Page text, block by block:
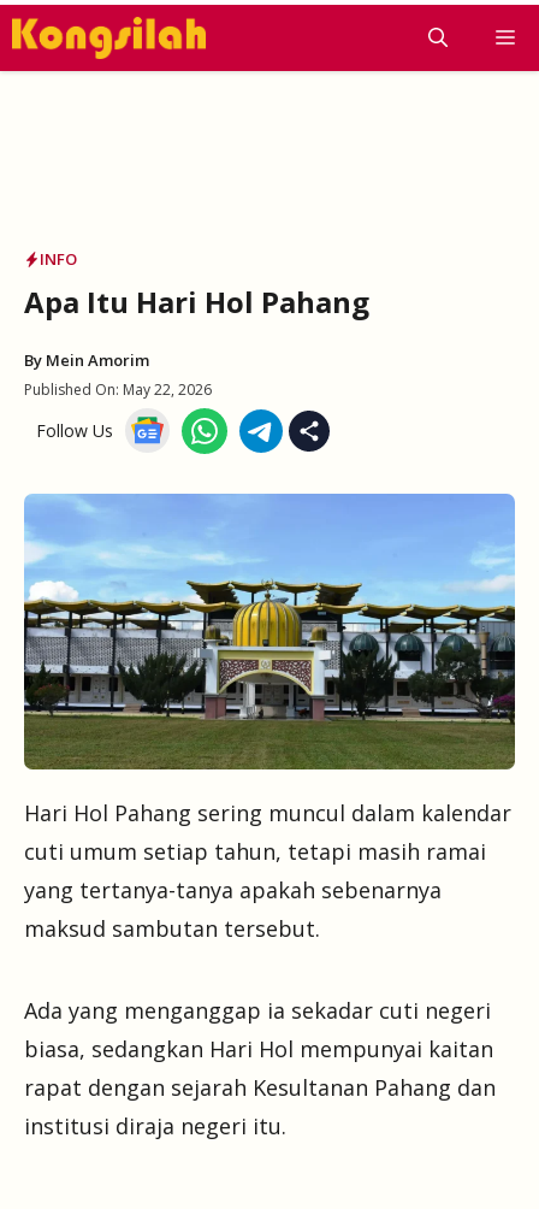
Skip
INFO
Apa Itu Hari Hol Pahang
By Mein Amorim
Published On: May 22, 2026
Follow Us
Hari Hol Pahang sering muncul dalam kalendar
cuti umum setiap tahun, tetapi masih ramai
yang tertanya-tanya apakah sebenarnya
maksud sambutan tersebut.
Ada yang menganggap ia sekadar cuti negeri
biasa, sedangkan Hari Hol mempunyai kaitan
rapat dengan sejarah Kesultanan Pahang dan
institusi diraja negeri itu.